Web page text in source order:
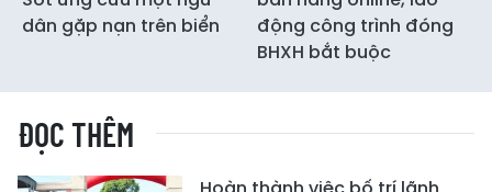
dân gặp nạn trên biển
động công trình đóng
BHXH bắt buộc
ĐỌC THÊM